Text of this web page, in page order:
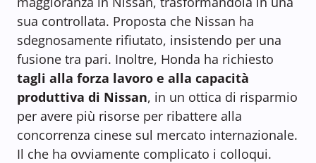
sua controllata. Proposta che Nissan ha
sdegnosamente rifiutato, insistendo per una
fusione tra pari. Inoltre, Honda ha richiesto
tagli alla forza lavoro e alla capacità
produttiva di Nissan, in un ottica di risparmio
per avere più risorse per ribattere alla
concorrenza cinese sul mercato internazionale.
Il che ha ovviamente complicato i colloqui.